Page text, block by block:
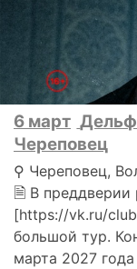
6 март
Череповец
⚲ Череповец,
🗎 В преддверии
[https://vk.ru/
большой тур.
марта 2027 года